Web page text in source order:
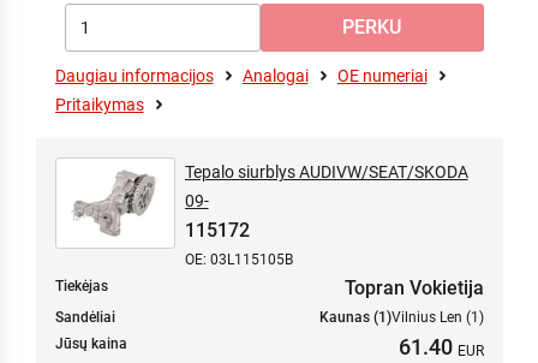
Daugiau informacijos Analogai
OE numeriai
Pritaikymas
Tepalo siurblys AUDIVW/SEAT/SKODA
09-
115172
OE: 03L115105B
Tiekėjas
Topran Vokietija
Sandėliai Kaunas (1)Vilnius Len (1)
Jūsų kaina
61.40